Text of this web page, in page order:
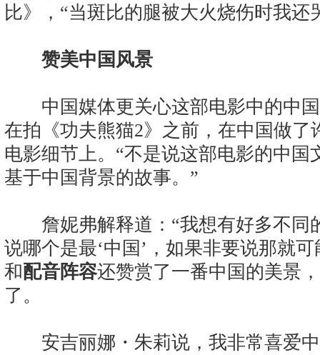
比》，“当斑比的腿被大火烧伤时我还
赞美中国风景
中国媒体更关心这部电影中的中国
在拍《功夫熊猫2》之前，在中国做了
电影细节上。“不是说这部电影的中国
基于中国背景的故事。”
詹妮弗解释道：“我想有好多不同
说哪个是最‘中国’，如果非要说那就
和配音阵容还赞赏了一番中国的美景
了。
安吉丽娜・朱莉说，我非常喜爱中